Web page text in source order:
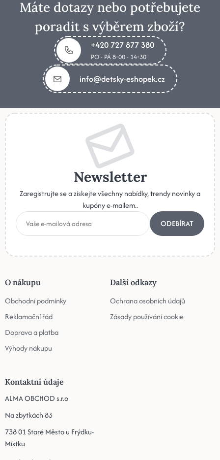
Máte dotazy nebo potřebujete
poradit s výběrem zboží?
+420 727 877 380
PO - PÁ 8:00 - 14:30
info@detsky-eshopek.cz
Newsletter
Zaregistrujte se a získejte všechny nabídky, trendy novinky a
kupóny e-mailem..
ODEBÍRAT
O nákupu
Obchodní podmínky
Reklamační řád
Doprava a platba
Výhody nákupu
Další odkazy
Ochrana osobních údajů
Zásady používání cookie
Kontaktní údaje
ALMA OBCHOD s.r.o
Na zbytkách 83
738 01 Staré Město u Frýdku-
Místku